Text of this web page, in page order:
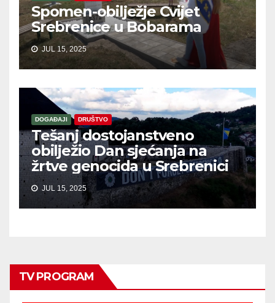
Spomen-obilježje Cvijet
Srebrenice u Bobarama
JUL 15, 2025
DOGAĐAJI DRUŠTVO
Tešanj dostojanstveno
obilježio Dan sjećanja na
žrtve genocida u Srebrenici
JUL 15, 2025
TV PROGRAM